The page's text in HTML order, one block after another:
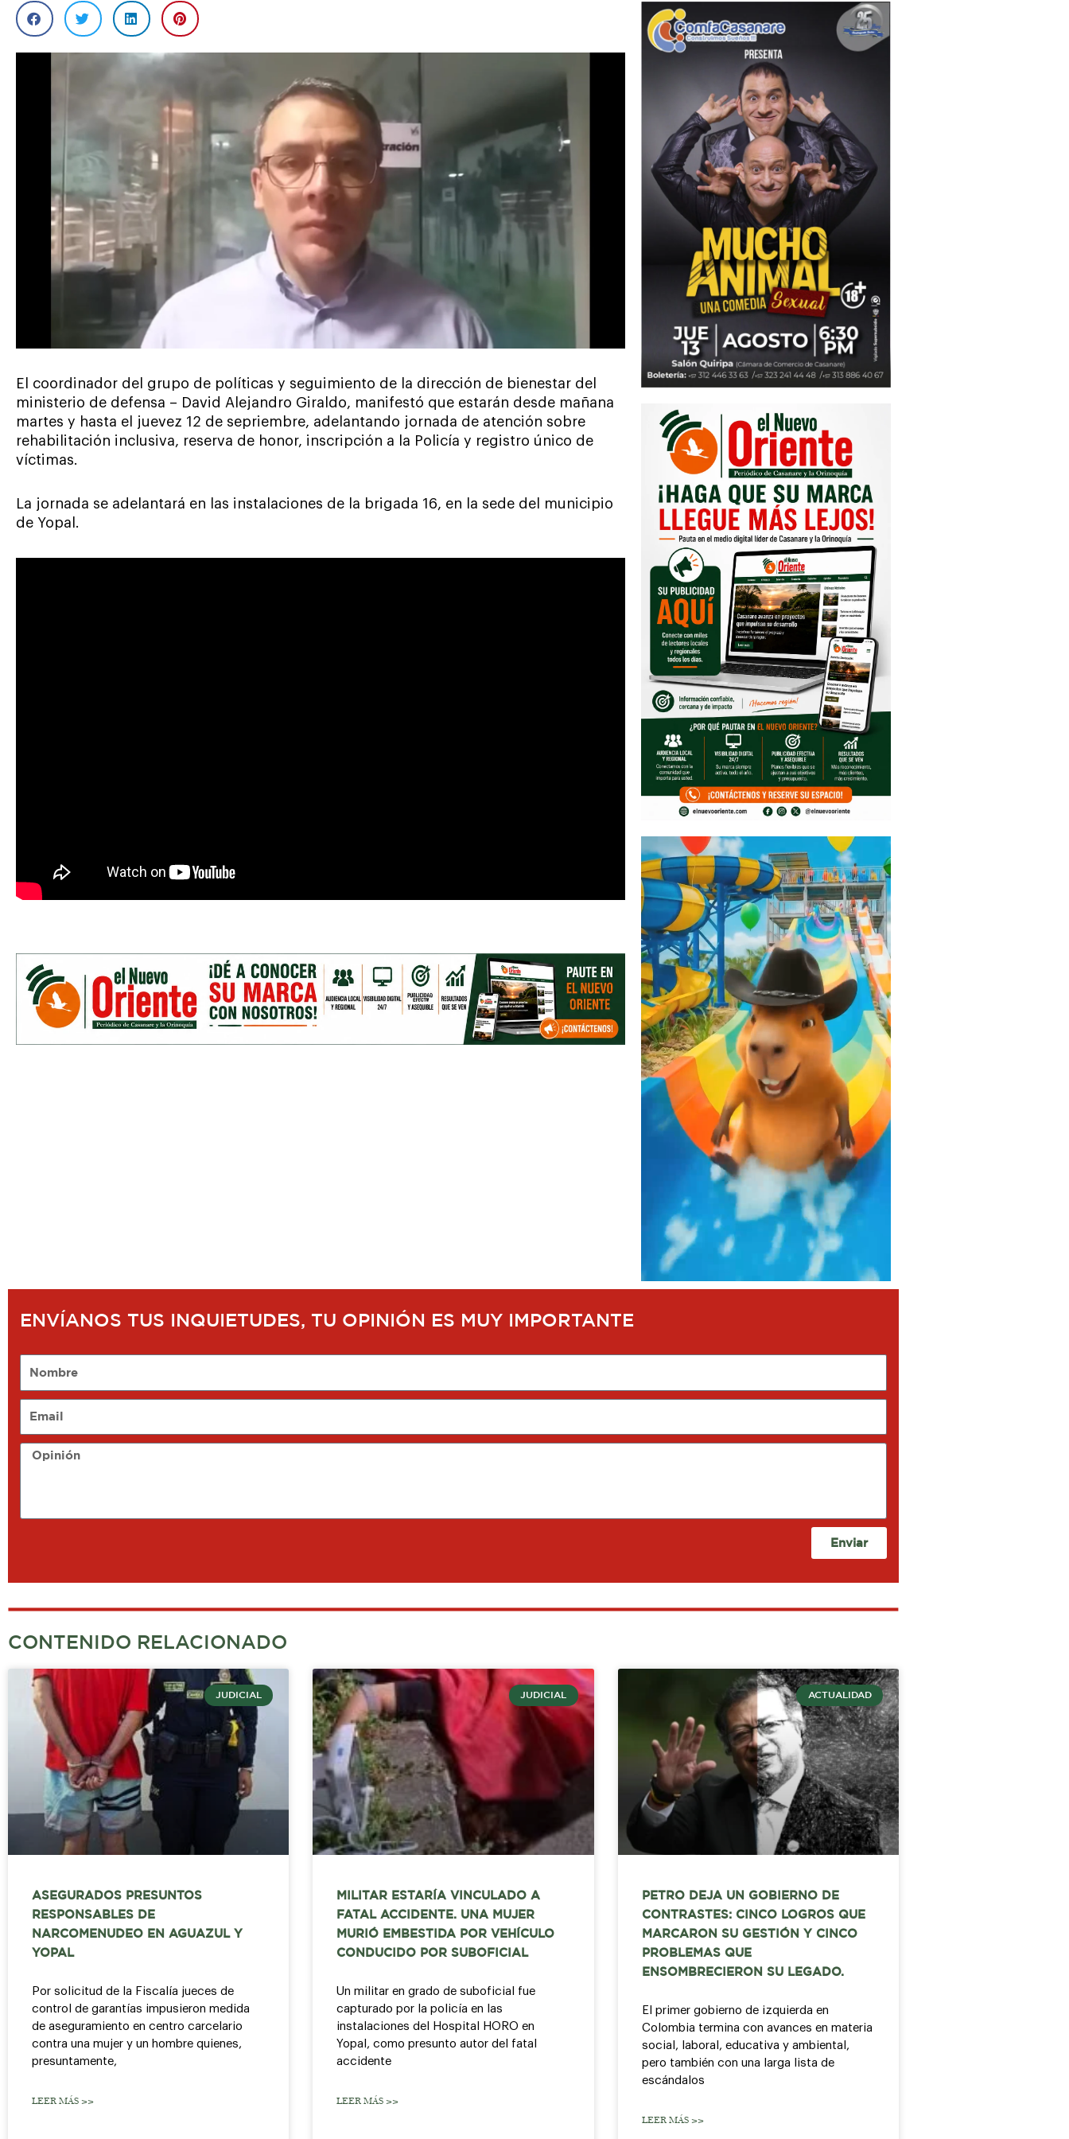
El coordinador del grupo de políticas y seguimiento de la dirección de bienestar del
ministerio de defensa – David Alejandro Giraldo, manifestó que estarán desde mañana
martes y hasta el juevez 12 de sepriembre, adelantando jornada de atención sobre
rehabilitación inclusiva, reserva de honor, inscripción a la Policía y registro único de
víctimas.
La jornada se adelantará en las instalaciones de la brigada 16, en la sede del municipio
de Yopal.
ENVÍANOS TUS INQUIETUDES, TU OPINIÓN ES MUY IMPORTANTE
Opinión
Enviar
CONTENIDO RELACIONADO
JUDICIAL
ASEGURADOS PRESUNTOS
RESPONSABLES DE
NARCOMENUDEO EN AGUAZUL Y
YOPAL
Por solicitud de la Fiscalía jueces de
control de garantías impusieron medida
de aseguramiento en centro carcelario
contra una mujer y un hombre quienes,
presuntamente,
LEER MÁS >>
JUDICIAL
MILITAR ESTARÍA VINCULADO A
FATAL ACCIDENTE. UNA MUJER
MURIÓ EMBESTIDA POR VEHÍCULO
CONDUCIDO POR SUBOFICIAL
Un militar en grado de suboficial fue
capturado por la policía en las
instalaciones del Hospital HORO en
Yopal, como presunto autor del fatal
accidente
LEER MÁS >>
ACTUALIDAD
PETRO DEJA UN GOBIERNO DE
CONTRASTES: CINCO LOGROS QUE
MARCARON SU GESTIÓN Y CINCO
PROBLEMAS QUE
ENSOMBRECIERON SU LEGADO.
El primer gobierno de izquierda en
Colombia termina con avances en materia
social, laboral, educativa y ambiental,
pero también con una larga lista de
escándalos
LEER MÁS >>